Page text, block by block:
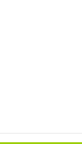
jetzt zu